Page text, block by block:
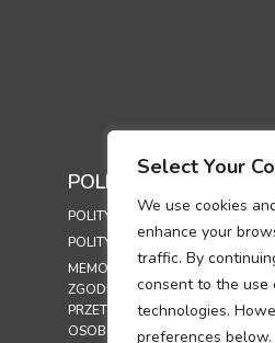
Select Your
We use cookies
enhance your
traffic. By
consent to the use
technologies.
preferences below.
POLICIES
POLITYKA PRYWATNOŚCI
POLITYKA PLIKÓW COOKIE
MEMORANDUM DOTYCZĄCE
ZGODNOŚCI
PRZETWARZANIA DANYCH
OSOBOWYCH